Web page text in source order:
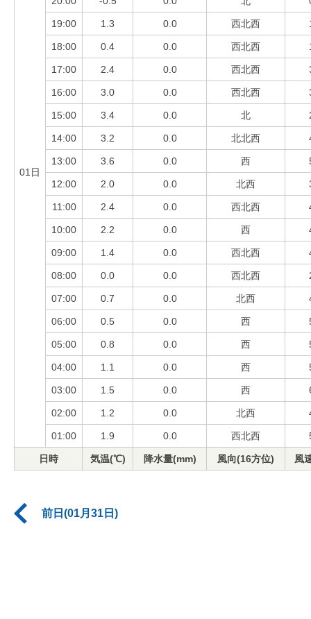
01日
19:00 1.3 0.0 西北西
18:00 0.4 0.0 西北西
17:00 2.4 0.0 西北西
16:00 3.0 0.0 西北西
15:00 3.4 0.0 北
14:00 3.2 0.0 北北西
13:00 3.6 0.0 西
12:00 2.0 0.0 北西
11:00 2.4 0.0 西北西
10:00 2.2 0.0 西
09:00 1.4 0.0 西北西
08:00 0.0 0.0 西北西
07:00 0.7 0.0 北西
06:00 0.5 0.0 西
05:00 0.8 0.0 西
04:00 1.1 0.0 西
03:00 1.5 0.0 西
02:00 1.2 0.0 北西
01:00 1.9 0.0 西北西
日時 気温(℃) 降水量(mm) 風向(16方位) 風
前日(01月31日)